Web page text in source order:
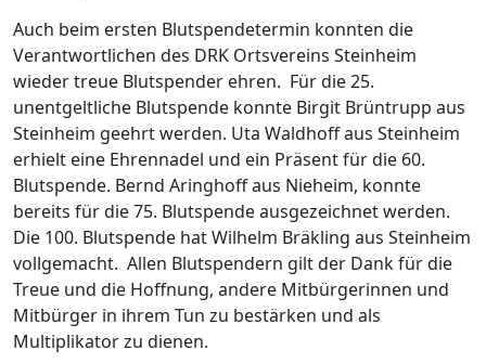
Auch beim ersten Blutspendetermin konnten die
Verantwortlichen des DRK Ortsvereins Steinheim
wieder treue Blutspender ehren. Für die 25.
unentgeltliche Blutspende konnte Birgit Brüntrupp aus
Steinheim geehrt werden. Uta Waldhoff aus Steinheim
erhielt eine Ehrennadel und ein Präsent für die 60.
Blutspende. Bernd Aringhoff aus Nieheim, konnte
bereits für die 75. Blutspende ausgezeichnet werden.
Die 100. Blutspende hat Wilhelm Bräkling aus Steinheim
vollgemacht. Allen Blutspendern gilt der Dank für die
Treue und die Hoffnung, andere Mitbürgerinnen und
Mitbürger in ihrem Tun zu bestärken und als
Multiplikator zu dienen.